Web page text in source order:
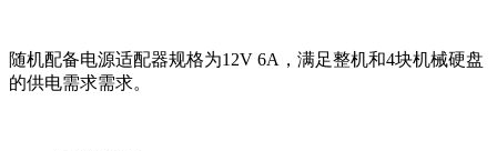
随机配备电源适配器规格为12V 6A，满足整机和4块机械硬盘
的供电需求需求。